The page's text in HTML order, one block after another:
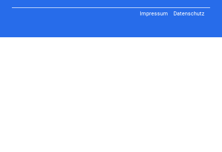
Impressum Datenschutz